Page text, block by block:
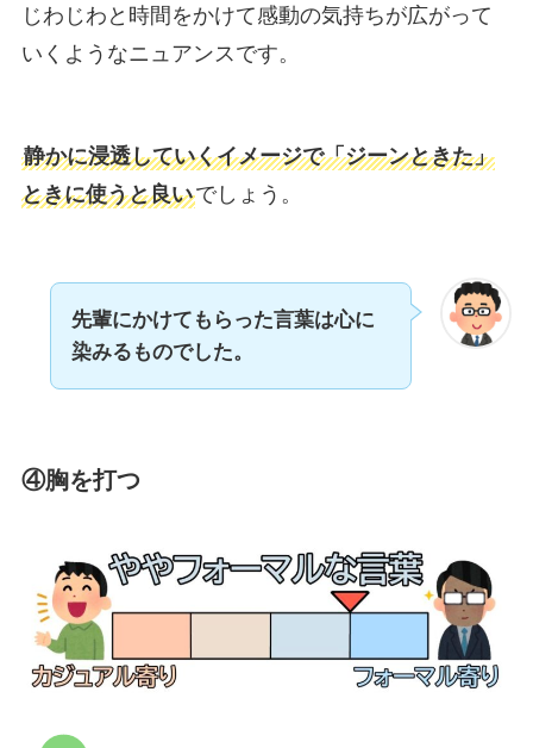
じわじわと時間をかけて感動の気持ちが広がって
いくようなニュアンスです。
静かに浸透していくイメージで「ジーンときた」
ときに使うと良いでしょう。
先輩にかけてもらった言葉は心に
染みるものでした。
④胸を打つ